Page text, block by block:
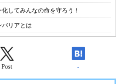
してみんなの命を守ろう！
リアとは
Post -